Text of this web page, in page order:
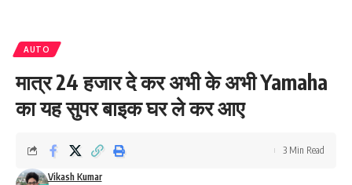
AUTO
मात्र 24 हजार दे कर अभी के अभी Yamaha
का यह सुपर बाइक घर ले कर आए
Vikash Kumar
3 Min Read